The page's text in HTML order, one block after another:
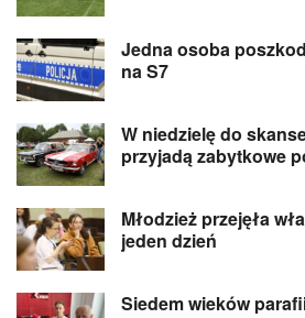
Jedna osoba
na S7
W niedzielę do
przyjadą zabytkowe
Młodzież przejęła
jeden dzień
Siedem wieków